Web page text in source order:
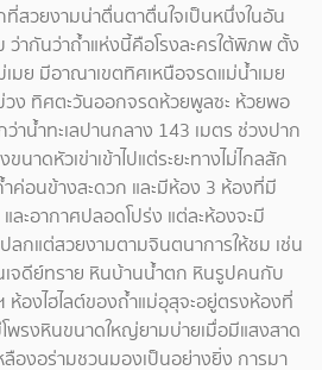
ที่สวยงามน่าตื่นตาตื่นใจเป็นหนึ่งในอัน
ากันว่าถ้ำแห่งนี้คือโรงละครใต้พิภพ ตั้ง
มย มีอาณาเขตทิศเหนือจรดแม่น้ำเมย
วง ทิศตะวันออกจรดห้วยพูลซะ ห้วยพอ
ว่าน้ำทะเลปานกลาง 143 เมตร ช่วงปาก
นาดหัวเข่าเข้าไปแต่ระยะทางไม่ไกลสัก
ำค่อนข้างสะดวก และมีห้อง 3 ห้องที่มี
ะอากาศปลอดโปร่ง แต่ละห้องจะมี
กแต่สวยงามตามจินตนาการให้ชม เช่น
เจดีย์ทราย หินบ้านน้ำตก หินรูปคนกับ
องไฮไลต์ของถ้ำแม่อุสุจะอยู่ตรงห้องที่
รงหินขนาดใหญ่ยามบ่ายเมื่อมีแสงสาด
ลืองอร่ามชวนมองเป็นอย่างยิ่ง การมา